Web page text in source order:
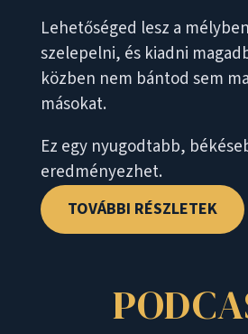
Lehetőséged lesz a
szelepelni, és kiadni
közben nem bántod sem
másokat.
Ez egy nyugodtabb,
eredményezhet.
TOVÁBBI RÉSZLETEK